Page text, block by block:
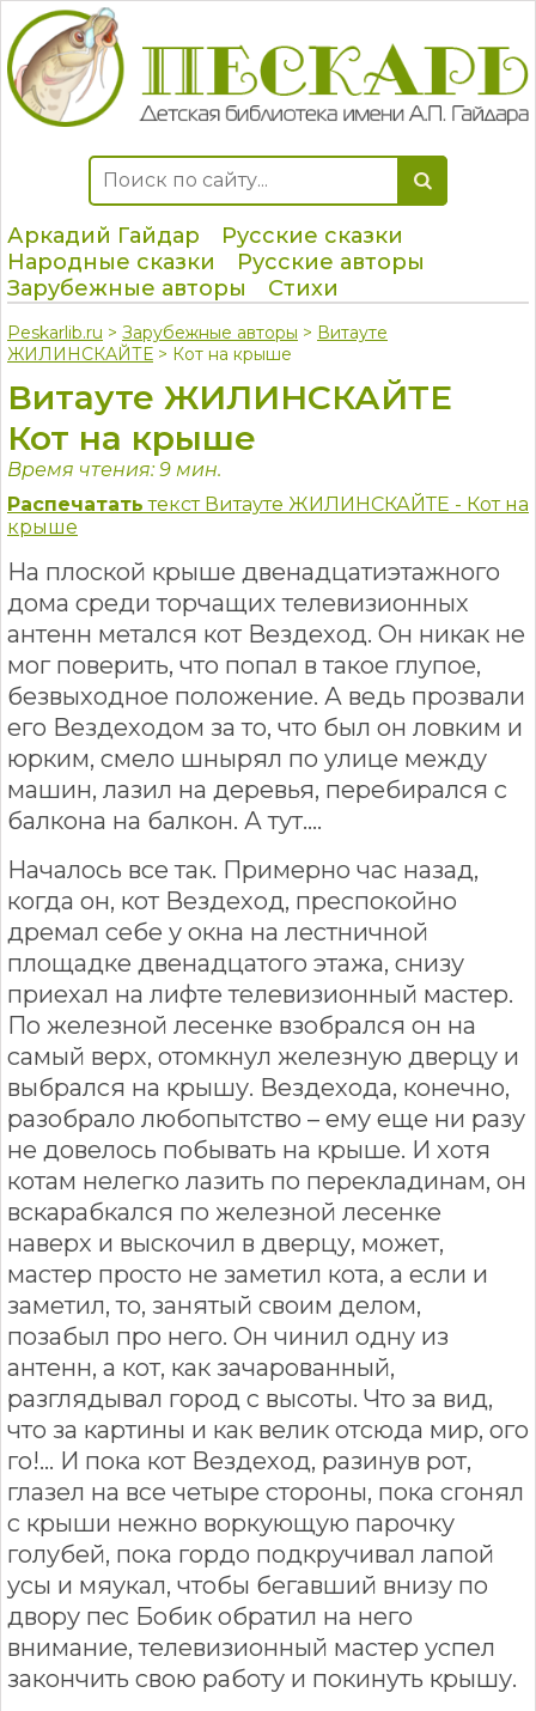
Аркадий Гайдар
Русские сказки
Народные сказки
Русские авторы
Зарубежные авторы
Стихи
Peskarlib.ru > Зарубежные авторы > Витауте
ЖИЛИНСКАЙТЕ > Кот на крыше
Витауте ЖИЛИНСКАЙТЕ
Кот на крыше
Время чтения: 9 мин.
Распечатать текст Витауте ЖИЛИНСКАЙТЕ - Кот на
крыше
На плоской крыше двенадцатиэтажного
дома среди торчащих телевизионных
антенн метался кот Вездеход. Он никак не
мог поверить, что попал в такое глупое,
безвыходное положение. А ведь прозвали
его Вездеходом за то, что был он ловким и
юрким, смело шнырял по улице между
машин, лазил на деревья, перебирался с
балкона на балкон. А тут….
Началось все так. Примерно час назад,
когда он, кот Вездеход, преспокойно
дремал себе у окна на лестничной
площадке двенадцатого этажа, снизу
приехал на лифте телевизионный мастер.
По железной лесенке взобрался он на
самый верх, отомкнул железную дверцу и
выбрался на крышу. Вездехода, конечно,
разобрало любопытство – ему еще ни разу
не довелось побывать на крыше. И хотя
котам нелегко лазить по перекладинам, он
вскарабкался по железной лесенке
наверх и выскочил в дверцу, может,
мастер просто не заметил кота, а если и
заметил, то, занятый своим делом,
позабыл про него. Он чинил одну из
антенн, а кот, как зачарованный,
разглядывал город с высоты. Что за вид,
что за картины и как велик отсюда мир, ого
го!… И пока кот Вездеход, разинув рот,
глазел на все четыре стороны, пока сгонял
с крыши нежно воркующую парочку
голубей, пока гордо подкручивал лапой
усы и мяукал, чтобы бегавший внизу по
двору пес Бобик обратил на него
внимание, телевизионный мастер успел
закончить свою работу и покинуть крышу.